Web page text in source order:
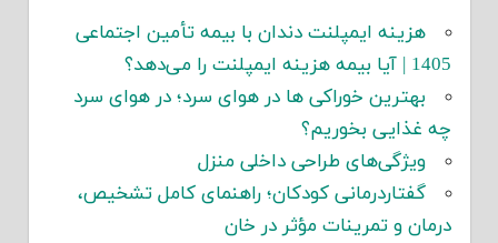
هزینه ایمپلنت دندان با بیمه تأمین اجتماعی
1405 | آیا بیمه هزینه ایمپلنت را می‌دهد؟
بهترین خوراکی ها در هوای سرد؛ در هوای سرد
چه غذایی بخوریم؟
ویژگی‌های طراحی داخلی منزل
گفتاردرمانی کودکان؛ راهنمای کامل تشخیص،
درمان و تمرینات مؤثر در خان